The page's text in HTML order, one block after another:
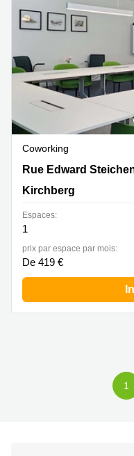
Coworking
2 Rue Edward
l‘immeuble Oksigen,
Rue Edward
Kirchberg
Espaces:
1
prix par espace par mois:
De 419 €
1